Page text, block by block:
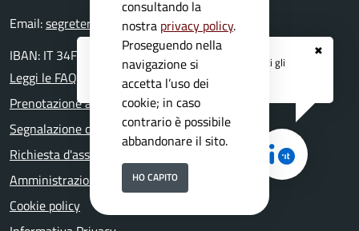
✖
Registrati ai serviziAPP IO
e ricevi tutti gli
aggiornamenti dall'Ente
Email:segreteria@comune.agnosine.bs.it
IBAN: IT 34F0511654000 0000000 24400
Leggi le FAQ
Prenotazione appuntamento
Segnalazione disservizio
Richiesta d'assistenza
Amministrazione trasparente
Cookie policy
consultando la
nostra privacy policy.
Proseguendo nella
navigazione si
accetta l’uso dei
cookie; in caso
contrario è possibile
abbandonare il sito.
HO CAPITO